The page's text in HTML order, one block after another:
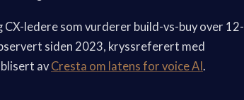
ledere som vurderer build-vs-buy over 12-
siden 2023, kryssreferert med
avCresta om latens for voice AI .